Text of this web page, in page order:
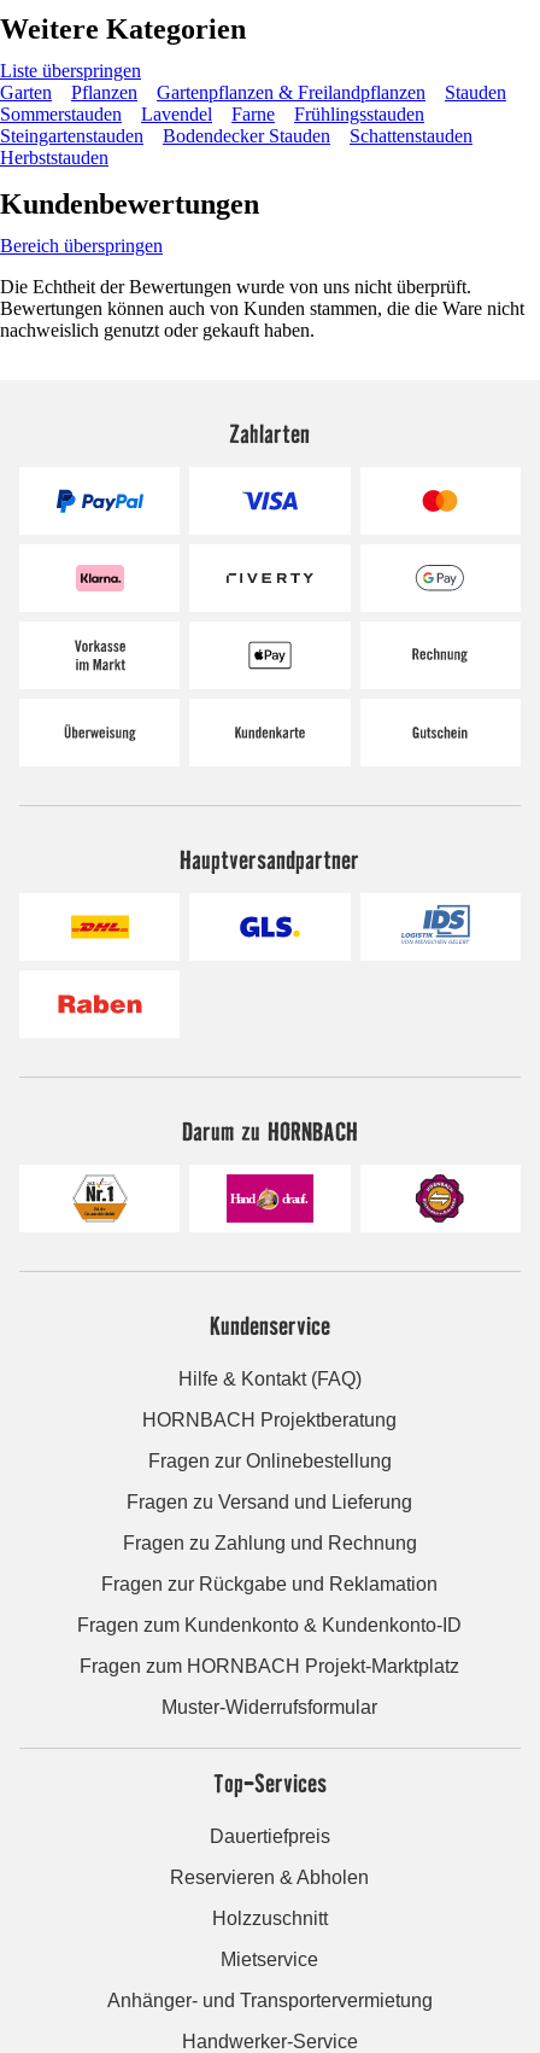
Weitere Kategorien
Liste überspringen
Garten
Pflanzen Gartenpflanzen & Freilandpflanzen
Stauden
Sommerstauden
Lavendel Farne
Frühlingsstauden
Steingartenstauden
Bodendecker Stauden
Schattenstauden
Herbststauden
Kundenbewertungen
Bereich überspringen
Die Echtheit der Bewertungen wurde von uns nicht überprüft.
Bewertungen können auch von Kunden stammen, die die Ware nicht
nachweislich genutzt oder gekauft haben.
Zahlarten
Hauptversandpartner
Darum zu HORNBACH
Kundenservice
Hilfe & Kontakt (FAQ)
HORNBACH Projektberatung
Fragen zur Onlinebestellung
Fragen zu Versand und Lieferung
Fragen zu Zahlung und Rechnung
Fragen zur Rückgabe und Reklamation
Fragen zum Kundenkonto & Kundenkonto-ID
Fragen zum HORNBACH Projekt-Marktplatz
Muster-Widerrufsformular
Top-Services
Dauertiefpreis
Reservieren & Abholen
Holzzuschnitt
Mietservice
Anhänger- und Transportervermietung
Handwerker-Service